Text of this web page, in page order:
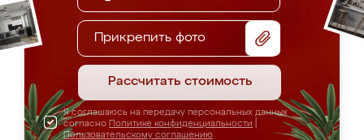
Прикрепить фото
Рассчитать стоимость
Я соглашаюсь на передачу персональных данных
согласно Политике конфиденциальности
Пользовательскому соглашению